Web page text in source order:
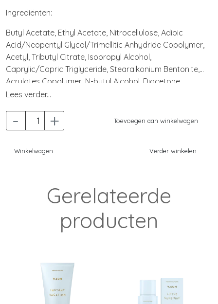
Ingrediënten:
Butyl Acetate, Ethyl Acetate, Nitrocellulose, Adipic
Acid/Neopentyl Glycol/Trimellitic Anhydride Copolymer,
Acetyl, Tributyl Citrate, Isopropyl Alcohol,
Caprylic/Capric Triglyceride, Stearalkonium Bentonite,
Acrylates Copolymer, N-butyl Alcohol, Diacetone
Alcohol, Silica, Titanium Dioxide (CI 77891), Tocopheryl
Glyceryl Linoleate, Phosphoric Acid, Glyceryl Oleate,
Glyceryl Palmitate, Glyceryl Linolenate, Glyceryl
Red 6 Lake (CI 15850), Glycine Soja (Soybean) Oil.
Lees verder...
- + Toevoegen aan winkelwagen
Winkelwagen Verder winkelen
Gerelateerde
producten